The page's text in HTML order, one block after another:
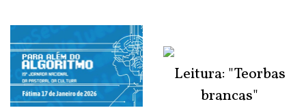
Leitura: "Teorbas
brancas"